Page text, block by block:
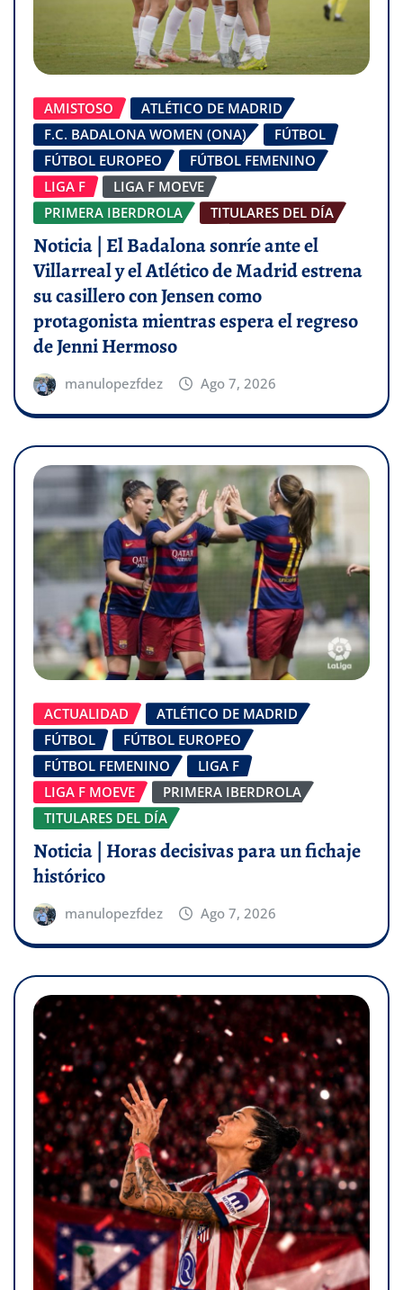
AMISTOSO
ATLÉTICO DE MADRID
F.C. BADALONA WOMEN (ONA)
FÚTBOL
FÚTBOL EUROPEO
FÚTBOL FEMENINO
LIGA F
LIGA F MOEVE
PRIMERA IBERDROLA
TITULARES DEL DÍA
Noticia | El Badalona sonríe ante el
Villarreal y el Atlético de Madrid estrena
su casillero con Jensen como
protagonista mientras espera el regreso
de Jenni Hermoso
manulopezfdez Ago 7, 2026
ACTUALIDAD
ATLÉTICO DE MADRID
FÚTBOL
FÚTBOL EUROPEO
FÚTBOL FEMENINO
LIGA F
LIGA F MOEVE
PRIMERA IBERDROLA
TITULARES DEL DÍA
Noticia | Horas decisivas para un fichaje
histórico
manulopezfdez Ago 7, 2026